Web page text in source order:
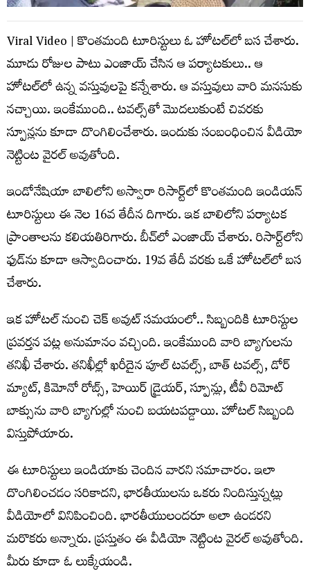
Viral Video | కొంత‌మంది టూరిస్టులు ఓ హోట‌ల్‌లో బ‌స చేశారు.
మూడు రోజుల పాటు ఎంజాయ్ చేసిన ఆ ప‌ర్యాట‌కులు.. ఆ
హోట‌ల్‌లో ఉన్న వ‌స్తువుల‌పై క‌న్నేశారు. ఆ వ‌స్తువులు వారి మ‌న‌సుకు
న‌చ్చాయి. ఇంకేముంది.. ట‌వ‌ల్స్‌తో మొద‌లుకుంటే చివ‌ర‌కు
స్పూన్ల‌ను కూడా దొంగిలించేశారు. ఇందుకు సంబంధించిన వీడియో
నెట్టింట వైరల్ అవుతోంది.
ఇండోనేషియా బాలిలోని అస్వారా రిసార్ట్‌లో కొంత‌మంది ఇండియ‌న్
టూరిస్టులు ఈ నెల 16వ తేదీన దిగారు. ఇక బాలిలోని ప‌ర్యాట‌క
ప్రాంతాల‌ను క‌లియ‌తిరిగారు. బీచ్‌లో ఎంజాయ్ చేశారు. రిసార్ట్‌లోని
ఫుడ్‌ను కూడా ఆస్వాదించారు. 19వ తేదీ వ‌ర‌కు ఒకే హోట‌ల్‌లో బ‌స
చేశారు.
ఇక హోట‌ల్ నుంచి చెక్ అవుట్ స‌మ‌యంలో.. సిబ్బందికి టూరిస్టుల
ప్ర‌వ‌ర్త‌న ప‌ట్ల అనుమానం వ‌చ్చింది. ఇంకేముంది వారి బ్యాగుల‌ను
త‌నిఖీ చేశారు. త‌నిఖీల్లో ఖ‌రీదైన పూల్ ట‌వ‌ల్స్, బాత్ ట‌వ‌ల్స్, డోర్
మ్యాట్, కిమోనో రోబ్స్, హెయిర్ డ్రైయ‌ర్, స్పూన్లు, టీవీ రిమోట్
బాక్సును వారి బ్యాగుల్లో నుంచి బ‌య‌ట‌ప‌డ్డాయి. హోట‌ల్ సిబ్బంది
విస్తుపోయారు.
ఈ టూరిస్టులు ఇండియాకు చెందిన వారని స‌మాచారం. ఇలా
దొంగిలించ‌డం స‌రికాద‌ని, భార‌తీయుల‌ను ఒక‌రు నిందిస్తున్న‌ట్లు
వీడియోలో వినిపించింది. భార‌తీయులంద‌రూ అలా ఉండ‌ర‌ని
మ‌రొక‌రు అన్నారు. ప్ర‌స్తుతం ఈ వీడియో నెట్టింట వైర‌ల్ అవుతోంది.
మీరు కూడా ఓ లుక్కేయండి.